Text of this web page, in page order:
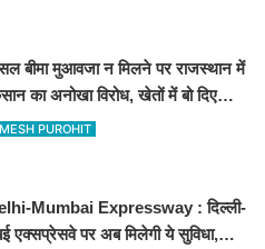
बीमा मुआवजा न मिलने पर राजस्थान में
का अनोखा विरोध, खेतों में बो दिए
500 रुपए के नोट, वीडियो वायरल
PUROHIT
Mumbai Expressway : दिल्ली-
एक्सप्रेसवे पर अब मिलेगी ये सुविधा,